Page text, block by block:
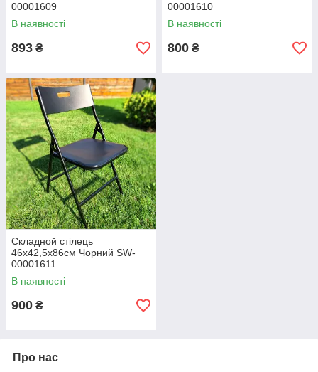
00001609
В наявності
893 ₴
00001610
В наявності
800 ₴
Складной стілець
46х42,5х86см Чорний SW-
00001611
В наявності
900 ₴
Про нас